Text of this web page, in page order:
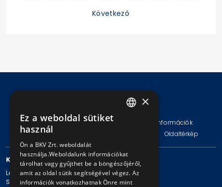
Következő
© Copyright 2026 BKV Zrt.
Impresszum Jogi nyilatkozat
Technikai információk
Adatvédelmi politika és tájékoztatások
Oldaltérkép
KAPCSOLAT
Levelezési cím: 1980 Budapest, Pf. 11.
Székhely: 1980 Budapest, Akácfa u. 15.
×
Ez a weboldal sütiket
használ
Ön a BKV Zrt. weboldalát
használja.Weboldalunk információkat
tárolhat vagy gyűjthet be a böngészőjéről,
amit az oldal sütik segítségével végez. Az
információk vonatkozhatnak Önre mint